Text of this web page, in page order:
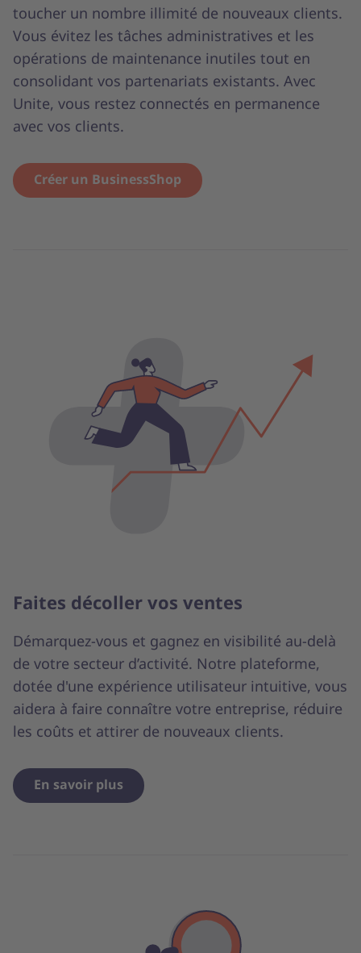
toucher un nombre illimité de nouveaux clients.
Vous évitez les tâches administratives et les
opérations de maintenance inutiles tout en
consolidant vos partenariats existants. Avec
Unite, vous restez connectés en permanence
avec vos clients.
Créer un BusinessShop
Faites décoller vos ventes
Démarquez-vous et gagnez en visibilité au-delà
de votre secteur d’activité. Notre plateforme,
dotée d'une expérience utilisateur intuitive, vous
aidera à faire connaître votre entreprise, réduire
les coûts et attirer de nouveaux clients.
En savoir plus